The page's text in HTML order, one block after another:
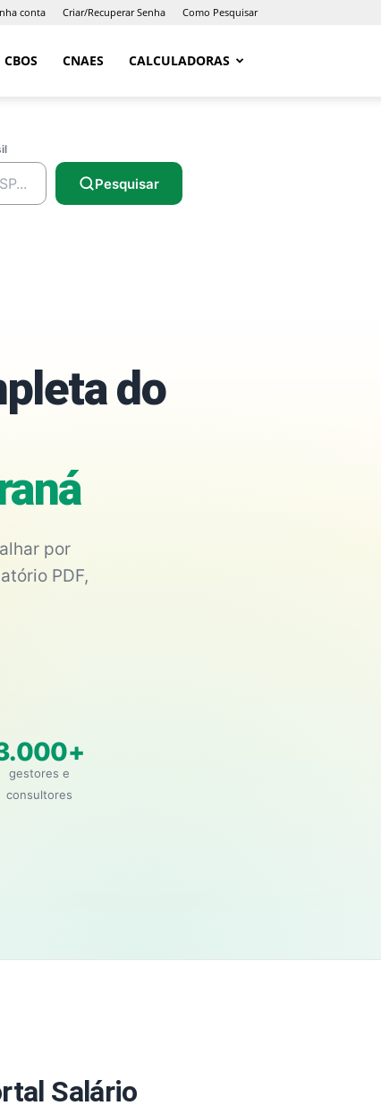
conta Criar/Recuperar Senha Como Pesquisar
CBOS CNAES CALCULADORAS
Pesquisar
do
por
PDF,
gestores e
consultores
Salário